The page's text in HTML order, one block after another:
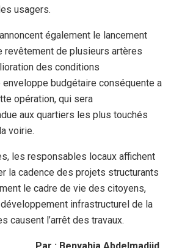
usagers.
également le lancement
revêtement de plusieurs artères
des conditions
budgétaire conséquente a
opération, qui sera
aux quartiers les plus touchés
voirie.
les responsables locaux affichent
la cadence des projets structurants
le cadre de vie des citoyens,
infrastructurel de la
causent l’arrêt des travaux.